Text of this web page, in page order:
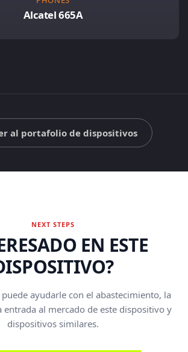
Alcatel 665A
al portafolio de dispositivos
NEXT STEPS
EN ESTE
ayudarle con el abastecimiento, la
entrada al mercado de este dispositivo y
dispositivos similares.